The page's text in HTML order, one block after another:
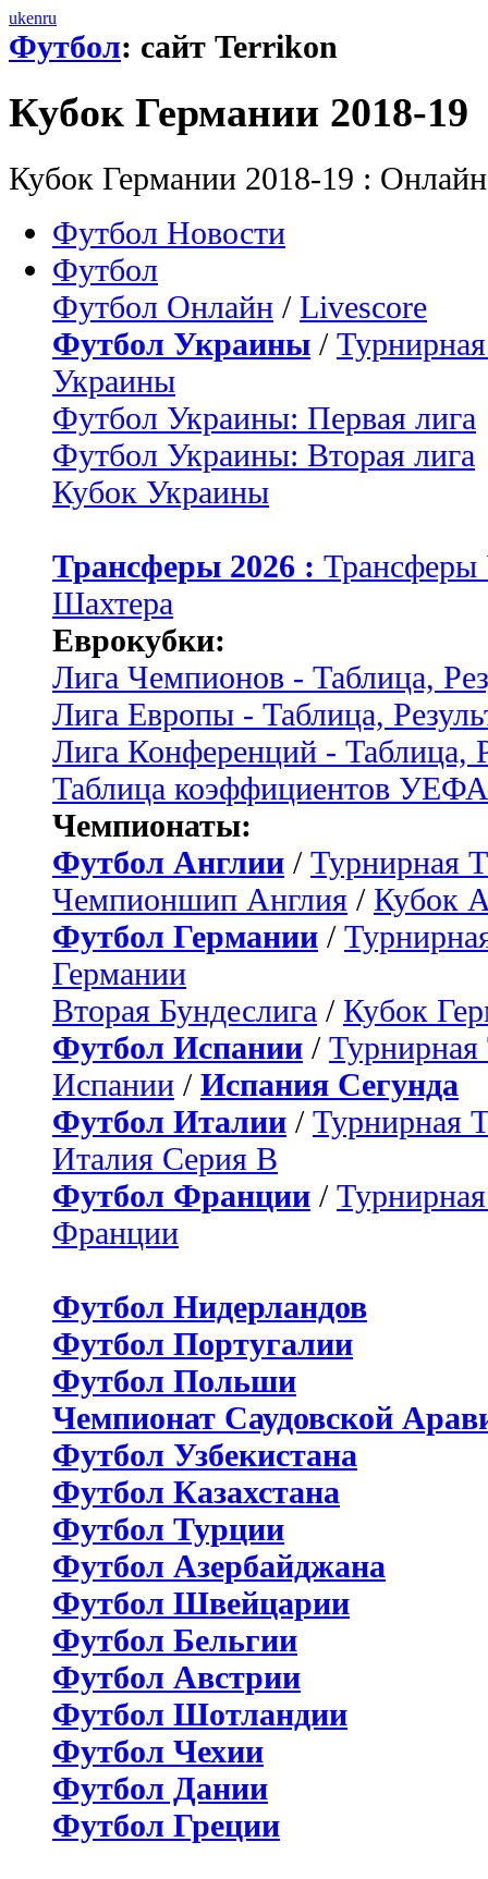
ukenru
Футбол: сайт Terrikon
Кубок Германии 2018-19
Кубок Германии 2018-19 : Онлайн
Футбол Новости
Футбол
Футбол Онлайн / Livescore
Футбол Украины /
Украины
Футбол Украины: Первая лига
Футбол Украины: Вторая лига
Кубок Украины
Трансферы 2026 :
Шахтера
Еврокубки:
Лига Чемпионов - Таблица,
Лига Европы - Таблица,
Лига Конференций - Таблица,
Таблица коэффициентов УЕФА
Чемпионаты:
Футбол Англии / Турнирная
Чемпионшип Англия / Кубок
Футбол Германии /
Германии
Вторая Бундеслига / Кубок
Футбол Испании / Турнирная
Испании / Испания Сегунда
Футбол Италии / Турнирная
Италия Серия B
Футбол Франции /
Франции
Футбол Нидерландов
Футбол Португалии
Футбол Польши
Чемпионат Саудовской
Футбол Узбекистана
Футбол Казахстана
Футбол Турции
Футбол Азербайджана
Футбол Швейцарии
Футбол Бельгии
Футбол Австрии
Футбол Шотландии
Футбол Чехии
Футбол Дании
Футбол Греции